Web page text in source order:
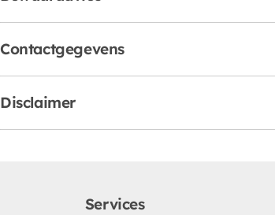
Contactgegevens
Disclaimer
Services